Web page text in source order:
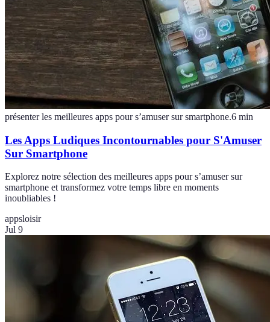
présenter les meilleures apps pour s’amuser sur smartphone.6 min
Les Apps Ludiques Incontournables pour S'Amuser
Sur Smartphone
Explorez notre sélection des meilleures apps pour s’amuser sur
smartphone et transformez votre temps libre en moments
inoubliables !
appsloisir
Jul 9